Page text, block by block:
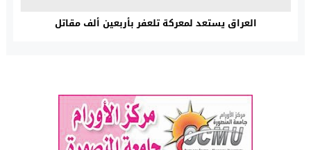
العراق يستعد لمعركة تلعفر بأربعين ألف مقاتل